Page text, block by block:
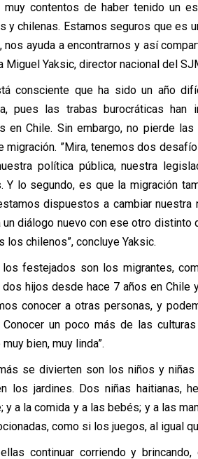
muy contentos de haber tenido un
y chilenas. Estamos seguros que es
nos ayuda a encontrarnos y así
Miguel Yaksic, director nacional del
consciente que ha sido un año
pues las trabas burocráticas
en Chile. Sin embargo, no pierde
migración. ”Mira, tenemos dos
política pública, nuestra
Y lo segundo, es que la migración
dispuestos a cambiar
un diálogo nuevo con ese otro
los chilenos”, concluye Yaksic.
festejados son los migrantes,
hijos desde hace 7 años en Chile
conocer a otras personas, y
Conocer un poco más de las
bien, muy linda”.
se divierten son los niños y
los jardines. Dos niñas haitianas,
y a la comida y a las bebés; y a las
como si los juegos, al igual
continuar corriendo y